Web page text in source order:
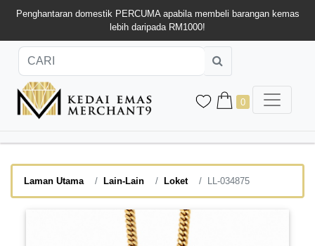
Penghantaran domestik PERCUMA apabila membeli barangan kemas
lebih daripada RM1000!
0
Laman Utama Lain-Lain Loket LL-034875